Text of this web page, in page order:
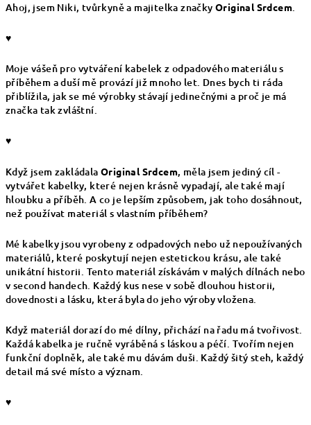
Ahoj, jsem Niki, tvůrkyně a majitelka značky Original Srdcem.
♥
Moje vášeň pro vytváření kabelek z odpadového materiálu s
příběhem a duší mě provází již mnoho let. Dnes bych ti ráda
přiblížila, jak se mé výrobky stávají jedinečnými a proč je má
značka tak zvláštní.
♥
Když jsem zakládala Original Srdcem, měla jsem jediný cíl -
vytvářet kabelky, které nejen krásně vypadají, ale také mají
hloubku a příběh. A co je lepším způsobem, jak toho dosáhnout,
než používat materiál s vlastním příběhem?
Mé kabelky jsou vyrobeny z odpadových nebo už nepoužívaných
materiálů, které poskytují nejen estetickou krásu, ale také
unikátní historii. Tento materiál získávám v malých dílnách nebo
v second handech. Každý kus nese v sobě dlouhou historii,
dovednosti a lásku, která byla do jeho výroby vložena.
Když materiál dorazí do mé dílny, přichází na řadu má tvořivost.
Každá kabelka je ručně vyráběná s láskou a péčí. Tvořím nejen
funkční doplněk, ale také mu dávám duši. Každý šitý steh, každý
detail má své místo a význam.
♥